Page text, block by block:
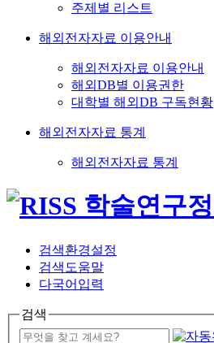
주제별 리스트
해외전자자료 이용안내
해외전자자료 이용안내
해외DB별 이용권한
대학별 해외DB 구독현황
해외전자자료 통계
해외전자자료 통계
검색환경설정
검색도움말
다국어입력
검색